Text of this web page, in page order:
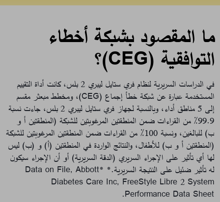
ما المقصود بشبكة أخطاء
التوافقية (CEG)؟
في الدراسات السريرية لنظام فري ستايل ليبري 2 بلس، كانت أداة التقييم
المستخدمة عبارة عن شبكة خطأ إجماع (CEG)، ومخطط مبعثر مقسم
إلى 5 مناطق أداء، وبالنسبة لجهاز فري ستايل ليبري 2 بلس، جاءت نسبة
99.9٪ من القراءات ضمن المنطقتين المرغوبتين للشبكة (المنطقتين أ و
ب) للبالغين، ونسبة 100٪ من القراءات ضمن المنطقتين المرغوبتين للشبكة
(المنطقتين أ و ب) للأطفال، والنتائج الواردة في المنطقتين (أ) و (ب) ليس
لها أي تأثير على الإجراء السريري (الدقة السريرية) أو أن الإجراء سيكون
له تأثير ضئيل على النتيجة السريرية.* *Data on File, Abbott
Diabetes Care Inc, FreeStyle Libre 2 System
Performance Data Sheet.